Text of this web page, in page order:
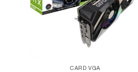
CARD VGA